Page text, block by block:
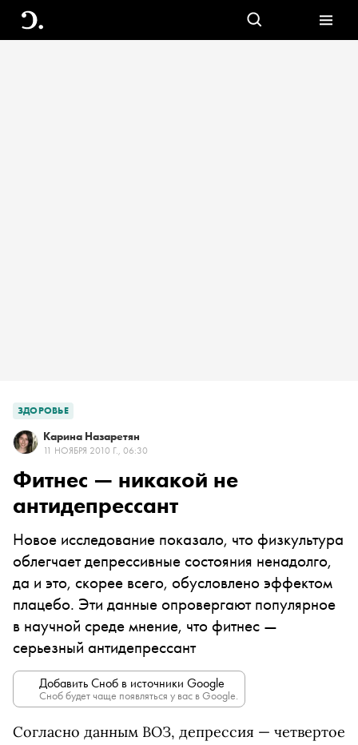
ЗДОРОВЬЕ
Карина Назаретян
11 НОЯБРЯ 2010 Г., 06:30
Фитнес — никакой не
антидепрессант
Новое исследование показало, что физкультура
облегчает депрессивные состояния ненадолго,
да и это, скорее всего, обусловлено эффектом
плацебо. Эти данные опровергают популярное
в научной среде мнение, что фитнес —
серьезный антидепрессант
Добавить Сноб в источники Google
Сноб будет чаще появляться у вас в Google.
Согласно данным ВОЗ, депрессия — четвертое